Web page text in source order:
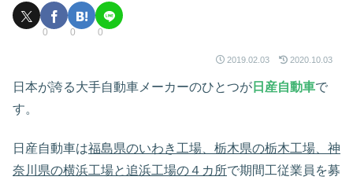
0 0 0
2019.02.03 2020.10.03
日本が誇る大手自動車メーカーのひとつが 日産自動車で
す。
日産自動車は福島県のいわき工場、栃木県の栃木工場、神
奈川県の横浜工場と追浜工場の４カ所で期間工従業員を募